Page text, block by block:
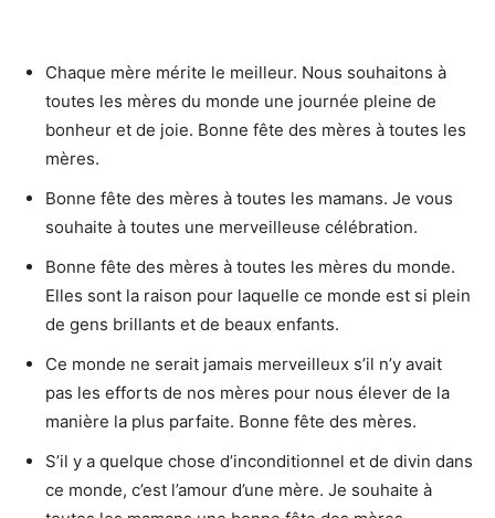
Chaque mère mérite le meilleur. Nous souhaitons à
toutes les mères du monde une journée pleine de
bonheur et de joie. Bonne fête des mères à toutes les
mères.
Bonne fête des mères à toutes les mamans. Je vous
souhaite à toutes une merveilleuse célébration.
Bonne fête des mères à toutes les mères du monde.
Elles sont la raison pour laquelle ce monde est si plein
de gens brillants et de beaux enfants.
Ce monde ne serait jamais merveilleux s’il n’y avait
pas les efforts de nos mères pour nous élever de la
manière la plus parfaite. Bonne fête des mères.
S’il y a quelque chose d’inconditionnel et de divin dans
ce monde, c’est l’amour d’une mère. Je souhaite à